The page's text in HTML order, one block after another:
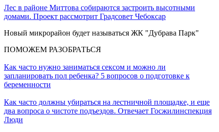
Лес в районе Миттова собираются застроить высотными
домами. Проект рассмотрит Градсовет Чебоксар
Новый микрорайон будет называться ЖК "Дубрава Парк"
ПОМОЖЕМ РАЗОБРАТЬСЯ
Как часто нужно заниматься сексом и можно ли
запланировать пол ребенка? 5 вопросов о подготовке к
беременности
Как часто должны убираться на лестничной площадке, и еще
два вопроса о чистоте подъездов. Отвечает Госжилинспекция
Люди